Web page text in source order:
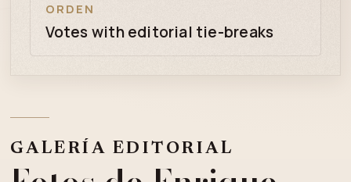
ORDEN
Votes with editorial tie-breaks
GALERÍA EDITORIAL